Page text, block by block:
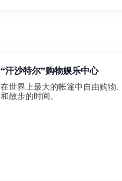
“汗沙特尔”购物娱乐中心
在世界上最大的帐篷中自由购物
和散步的时间。